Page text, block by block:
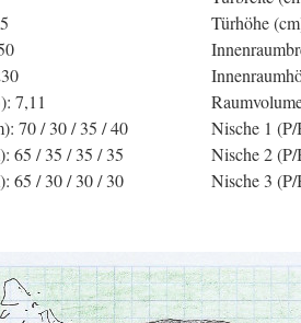
7,11
70 / 30 / 35 / 40
65 / 35 / 35 / 35
65 / 30 / 30 / 30
Türhöhe
Nische 1
Nische 2
Nische 3